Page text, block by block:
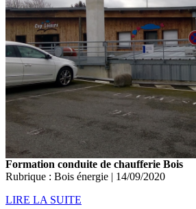
Formation conduite de chaufferie Bois
Rubrique : Bois énergie | 14/09/2020
LIRE LA SUITE